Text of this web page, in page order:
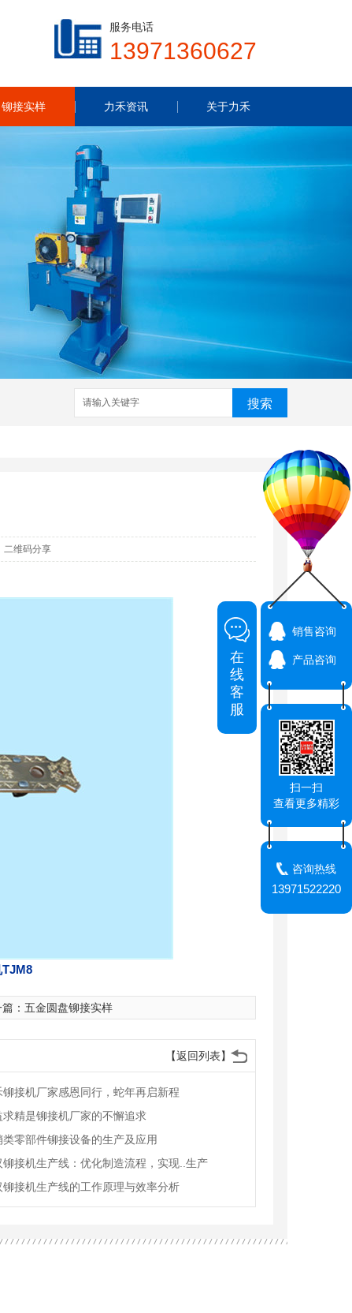
服务电话
13971360627
铆接实样 力禾资讯 关于力禾
搜索
二维码分享
： 五金圆盘铆接实样
【返回列表】
铆接机厂家感恩同行，蛇年再启新程
求精是铆接机厂家的不懈追求
类零部件铆接设备的生产及应用
铆接机生产线：优化制造流程，实现..生产
铆接机生产线的工作原理与效率分析
销售咨询
产品咨询
扫一扫
查看更多精彩
咨询热线
13971522220
在
线
客
服